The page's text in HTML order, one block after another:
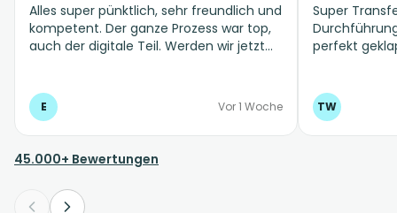
Alles super pünktlich, sehr freundlich und
kompetent. Der ganze Prozess war top,
auch der digitale Teil. Werden wir jetzt
E Vor 1 Woche
Super
perfekt
TW
45.000+ Bewertungen